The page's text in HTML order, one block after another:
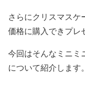
さらにクリスマスケ
価格に購入できプレ
今回はそんなミニミ
について紹介します。